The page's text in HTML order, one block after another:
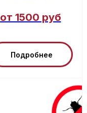
от 1500 руб
Подробнее